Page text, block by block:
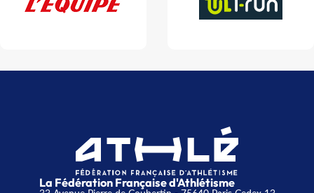
La Fédération Française d'Athlétisme